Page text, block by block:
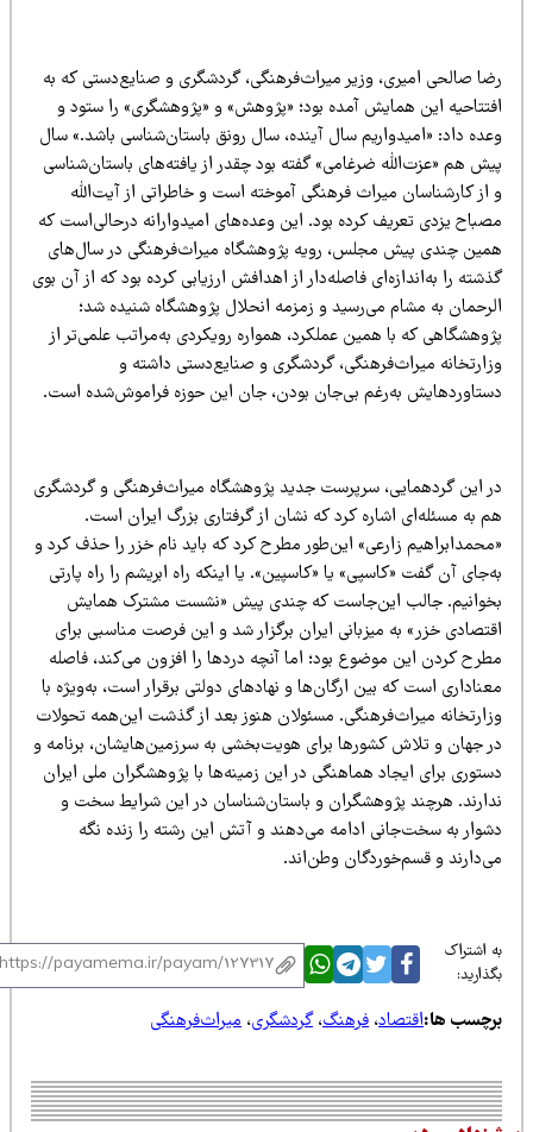
صالحی امیری، وزیر میراث‌فرهنگی، گردشگری و صنایع‌دستی که به
این همایش آمده بود؛ «پژوهش» و «پژوهشگری» را ستود و
داد: «امیدواریم سال آینده، سال رونق باستان‌شناسی باشد.» سال
هم «عزت‌الله ضرغامی» گفته بود چقدر از یافته‌های باستان‌شناسی
از کارشناسان میراث فرهنگی آموخته است و خاطراتی از آیت‌الله
یزدی تعریف کرده بود. این وعده‌های امیدوارانه درحالی‌است که
چندی پیش مجلس، رویه پژوهشگاه میراث‌فرهنگی در سال‌های
را به‌اندازه‌ای فاصله‌دار از اهدافش ارزیابی کرده بود که از آن بوی
به مشام می‌رسید و زمزمه انحلال پژوهشگاه شنیده شد؛
که با همین عملکرد، همواره رویکردی به‌مراتب علمی‌تر از
میراث‌فرهنگی، گردشگری و صنایع‌دستی داشته و
به‌رغم بی‌جان بودن، جان این حوزه فراموش‌شده است.
این گردهمایی، سرپرست جدید پژوهشگاه میراث‌فرهنگی و گردشگری
به مسئله‌ای اشاره کرد که نشان از گرفتاری بزرگ ایران است.
زارعی» این‌طور مطرح کرد که باید نام خزر را حذف کرد و
آن گفت «کاسپی» یا «کاسپین». یا اینکه راه ابریشم را راه پارتی
جالب این‌جاست که چندی پیش «نشست مشترک همایش
خزر» به میزبانی ایران برگزار شد و این فرصت مناسبی برای
کردن این موضوع بود؛ اما آنچه دردها را افزون می‌کند، فاصله
است که بین ارگان‌ها و نهادهای دولتی برقرار است، به‌ویژه با
میراث‌فرهنگی. مسئولان هنوز بعد از گذشت این‌همه تحولات
جهان و تلاش کشورها برای هویت‌بخشی به سرزمین‌هایشان، برنامه‌ و
برای ایجاد هماهنگی در این زمینه‌ها با پژوهشگران ملی ایران
هرچند پژوهشگران و باستان‌شناسان در این شرایط سخت و
به سخت‌جانی ادامه می‌دهند و آتش این رشته را زنده نگه
و قسم‌خوردگان وطن‌اند.
اشتراک
ها:اقتصاد،فرهنگ،گردشگری،میراث‌فرهنگی